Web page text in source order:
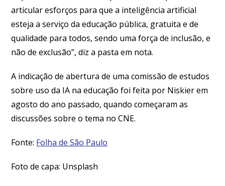
articular esforços para que a inteligência artificial
esteja a serviço da educação pública, gratuita e de
qualidade para todos, sendo uma força de inclusão, e
não de exclusão”, diz a pasta em nota.
A indicação de abertura de uma comissão de estudos
sobre uso da IA na educação foi feita por Niskier em
agosto do ano passado, quando começaram as
discussões sobre o tema no CNE.
Fonte: Folha de São Paulo
Foto de capa: Unsplash